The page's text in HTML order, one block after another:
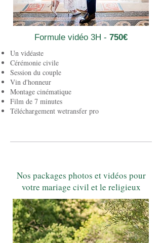
Formule vidéo 3H - 750€
Un vidéaste
Cérémonie civile
Session du couple
Vin d'honneur
Montage cinématique
Film de 7 minutes
Téléchargement wetransfer pro
Nos packages photos et vidéos pour
votre mariage civil et le religieux